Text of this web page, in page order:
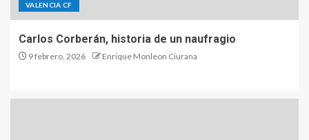
VALENCIA CF
Carlos Corberán, historia de un naufragio
9 febrero, 2026 Enrique Monleon Ciurana